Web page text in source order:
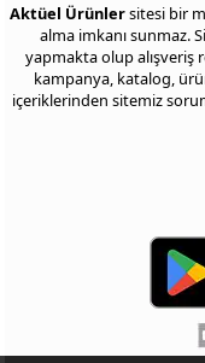
Aktüel Ürünlersitesi bir
alma imkanı sunmaz.
yapmakta olup alışveriş
kampanya, katalog,
içeriklerinden sitemiz